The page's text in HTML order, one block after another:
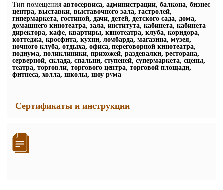
Тип помещения автосервиса, администрации, балкона, бизнес
центра, выставки, выставочного зала, гастролей,
гипермаркета, гостиной, дачи, детей, детского сада, дома,
домашнего кинотеатра, зала, института, кабинета, кабинета
директора, кафе, квартиры, кинотеатра, клуба, коридора,
коттеджа, кросфита, кухни, ломбарда, магазина, музея,
ночного клуба, отдыха, офиса, переговорной кинотеатра,
подиума, поликлиники, прихожей, раздевалки, ресторана,
серверной, склада, спальни, ступеней, супермаркета, сцены,
театра, торговли, торгового центра, торговой площади,
фитнеса, холла, школы, шоу рума
Сертификаты и инструкции